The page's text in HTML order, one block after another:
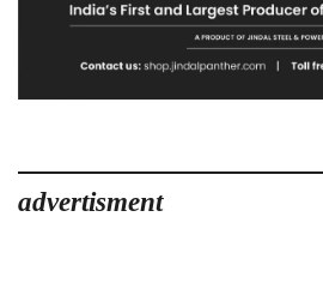
advertisment